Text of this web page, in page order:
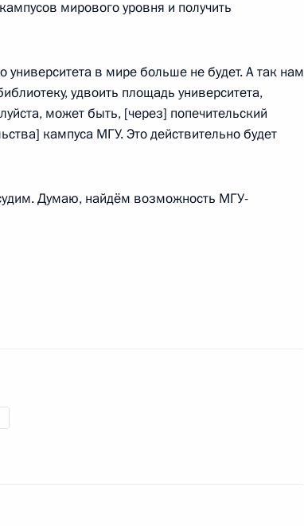
в новых регионах России
мирового уровня и получить
в мире больше не будет. А так нам
удвоить площадь университета,
может быть, [через] попечительский
кампуса МГУ. Это действительно будет
Думаю, найдём возможность МГУ-